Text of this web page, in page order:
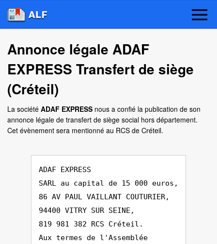
Annonce légale ADAF
EXPRESS Transfert de siège
(Créteil)
La société ADAF EXPRESS nous a confié la publication de son
annonce légale de transfert de siège social hors département.
Cet évènement sera mentionné au RCS de Créteil.
ADAF EXPRESS
SARL au capital de 15 000 euros,
86 AV PAUL VAILLANT COUTURIER,
94400 VITRY SUR SEINE,
819 981 382 RCS Créteil.
Aux termes de l'Assemblée